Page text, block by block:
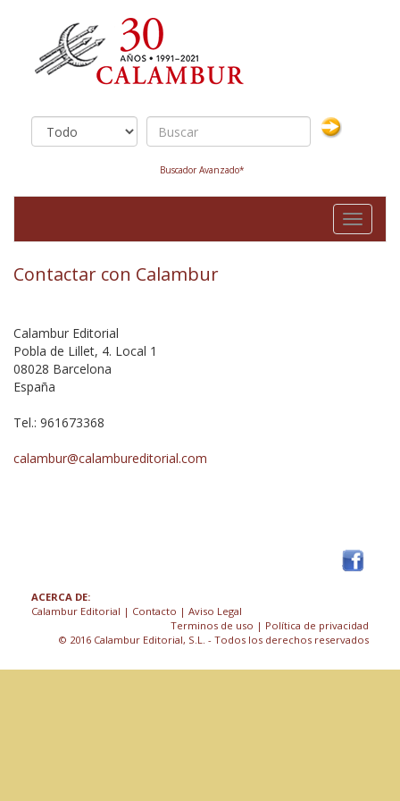
Buscador Avanzado*
Toggle
Contactar con Calambur
Calambur Editorial
Pobla de Lillet, 4. Local 1
08028 Barcelona
España
Tel.: 961673368
calambur@calambureditorial.com
ACERCA DE:
Calambur Editorial | Contacto | Aviso Legal
Terminos de uso | Política de privacidad
© 2016 Calambur Editorial, S.L. - Todos los derechos reservados